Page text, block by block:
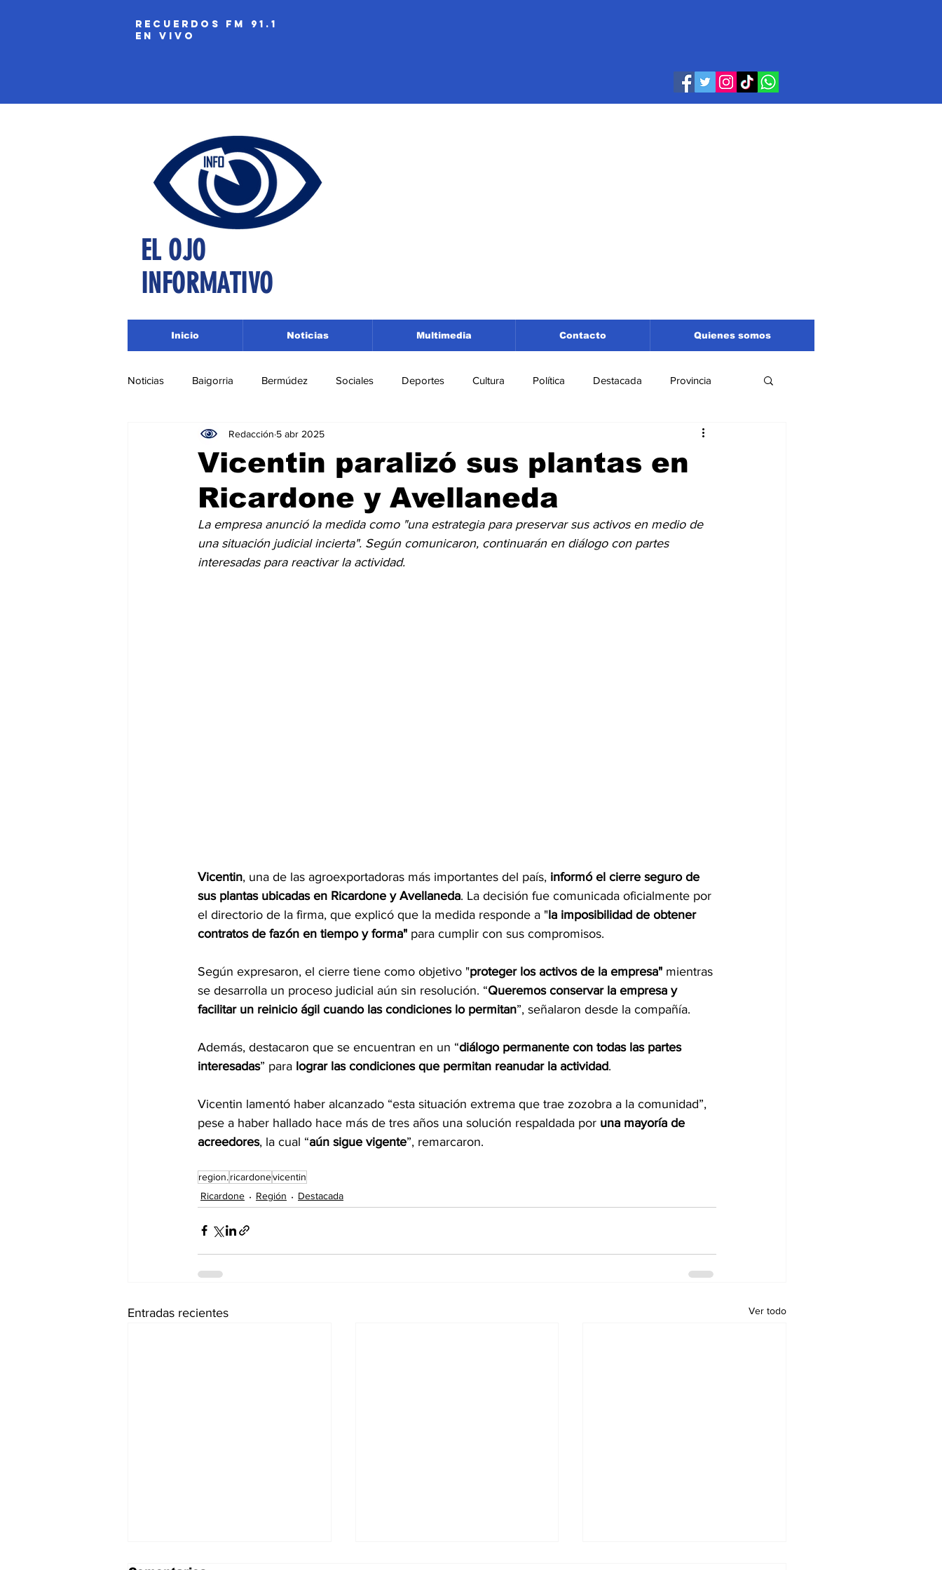
recuerdos fm 91.1
EN VIVO
EL OJO
INFORMATIVO
Inicio Noticias Multimedia Contacto Quienes somos
Noticias Baigorria Bermúdez Sociales Deportes Cultura Política Destacada Provincia
Nacionales Beltrán San Lorenzo Santa Fe
Roldán Departamento San Lorenzo Pujato Turismo
Asociación Rosarina de Fútbol Cañada de Gómez Firmat Educación Espectáculos
Vicentin paralizó sus plantas en
Ricardone y Avellaneda
Redacción 5 abr 2025
La empresa anunció la medida como "una estrategia para preservar sus activos en medio de
una situación judicial incierta". Según comunicaron, continuarán en diálogo con partes
interesadas para reactivar la actividad.
Vicentin, una de las agroexportadoras más importantes del país, informó el cierre seguro de
sus plantas ubicadas en Ricardone y Avellaneda. La decisión fue comunicada oficialmente por
el directorio de la firma, que explicó que la medida responde a "la imposibilidad de obtener
contratos de fazón en tiempo y forma" para cumplir con sus compromisos.
Según expresaron, el cierre tiene como objetivo "proteger los activos de la empresa" mientras
se desarrolla un proceso judicial aún sin resolución. “Queremos conservar la empresa y
facilitar un reinicio ágil cuando las condiciones lo permitan”, señalaron desde la compañía.
Además, destacaron que se encuentran en un “diálogo permanente con todas las partes
interesadas” para lograr las condiciones que permitan reanudar la actividad.
Vicentin lamentó haber alcanzado “esta situación extrema que trae zozobra a la comunidad”,
pese a haber hallado hace más de tres años una solución respaldada por una mayoría de
acreedores, la cual “aún sigue vigente”, remarcaron.
region. ricardonevicentin
Ricardone
Región Destacada
Entradas recientes Ver todo